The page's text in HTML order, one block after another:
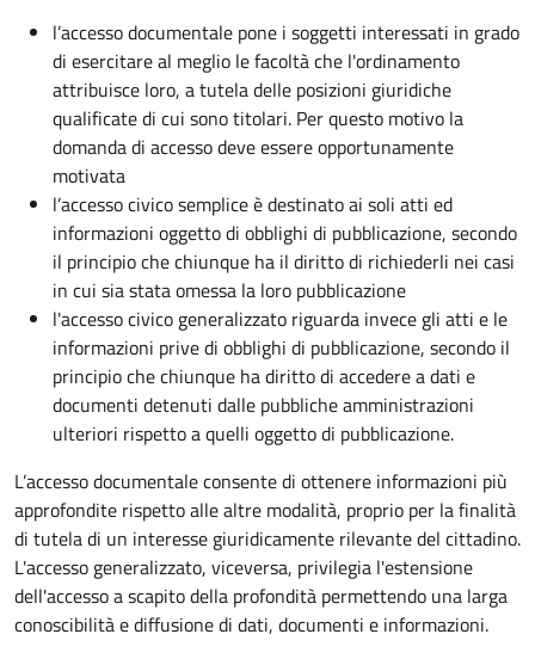
l’accesso documentale pone i soggetti interessati in grado
di esercitare al meglio le facoltà che l'ordinamento
attribuisce loro, a tutela delle posizioni giuridiche
qualificate di cui sono titolari. Per questo motivo la
domanda di accesso deve essere opportunamente
motivata
l’accesso civico semplice è destinato ai soli atti ed
informazioni oggetto di obblighi di pubblicazione, secondo
il principio che chiunque ha il diritto di richiederli nei casi
in cui sia stata omessa la loro pubblicazione
l'accesso civico generalizzato riguarda invece gli atti e le
informazioni prive di obblighi di pubblicazione, secondo il
principio che chiunque ha diritto di accedere a dati e
documenti detenuti dalle pubbliche amministrazioni
ulteriori rispetto a quelli oggetto di pubblicazione.
L’accesso documentale consente di ottenere informazioni più
approfondite rispetto alle altre modalità, proprio per la finalità
di tutela di un interesse giuridicamente rilevante del cittadino.
L'accesso generalizzato, viceversa, privilegia l'estensione
dell'accesso a scapito della profondità permettendo una larga
conoscibilità e diffusione di dati, documenti e informazioni.